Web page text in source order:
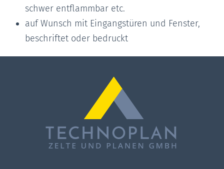
schwer entflammbar etc.
auf Wunsch mit Eingangstüren und Fenster,
beschriftet oder bedruckt